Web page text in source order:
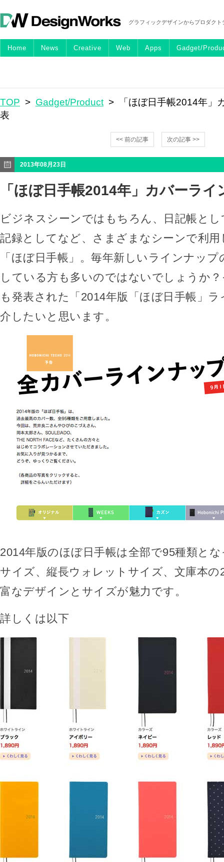
グラフィックデザインからプロダク
Home News Creative Web Apps Gadget/
TOP > Gadget/Product > 「ほぼ日手帳2014年」
表
<< 前の記事 次の記事 >>
2013年08月23日
「ほぼ日手帳2014年」カバーラ
ビジネスシーンではもちろん、日記帳と
記録としてなど、さまざまなシーンで利
「ほぼ日手帳」。毎年新しいラインナッ
している方も多いのではないでしょうか
も発表された「2014年版「ほぼ日手帳」
介したいと思います。
2014年版のほぼ日手帳は全部で95種類と
サイズ、縦長ウォレットサイズ、文庫本の
富なデザインとサイズが魅力です。
詳しくは以下